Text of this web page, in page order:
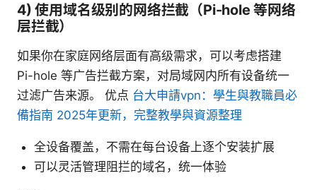
4) 使用域名级别的网络拦截（Pi-hole 等网络
层拦截）
如果你在家庭网络层面有高级需求，可以考虑搭建
Pi-hole 等广告拦截方案，对局域网内所有设备统一
过滤广告来源。 优点 台大申請vpn：學生與教職員必
備指南 2025年更新，完整教學與資源整理
全设备覆盖，不需在每台设备上逐个安装扩展
可以灵活管理阻拦的域名，统一体验